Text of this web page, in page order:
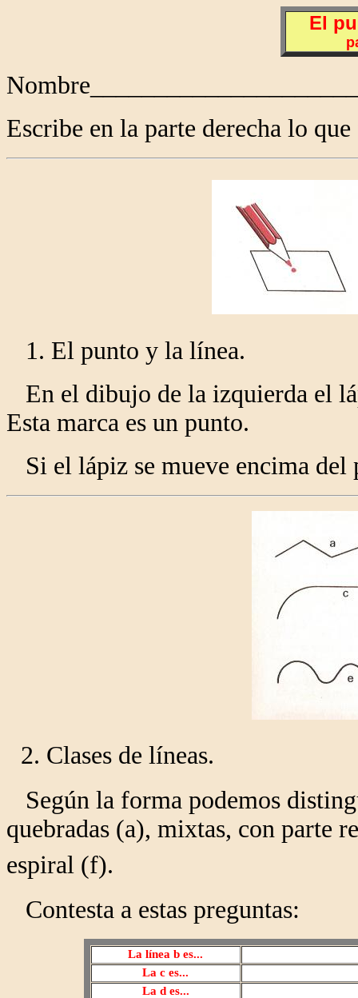
El
Escribe en la parte derecha lo
1. El punto y la línea.
En el dibujo de la izquierda el
Esta marca es un punto.
Si el lápiz se mueve encima del
2. Clases de líneas.
Según la forma podemos
quebradas (a), mixtas, con parte
espiral (f).
Contesta a estas preguntas:
La línea b es...
La c es...
La des...